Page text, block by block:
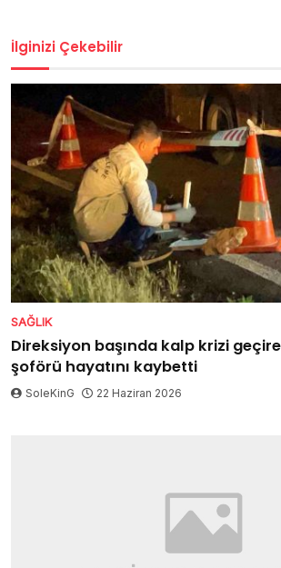
İlginizi Çekebilir
SAĞLIK
Direksiyon başında kalp krizi
şoförü hayatını kaybetti
SoleKinG 22 Haziran 2026